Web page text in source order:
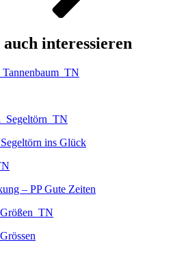
interessieren
ins Glück
– PP Gute Zeiten